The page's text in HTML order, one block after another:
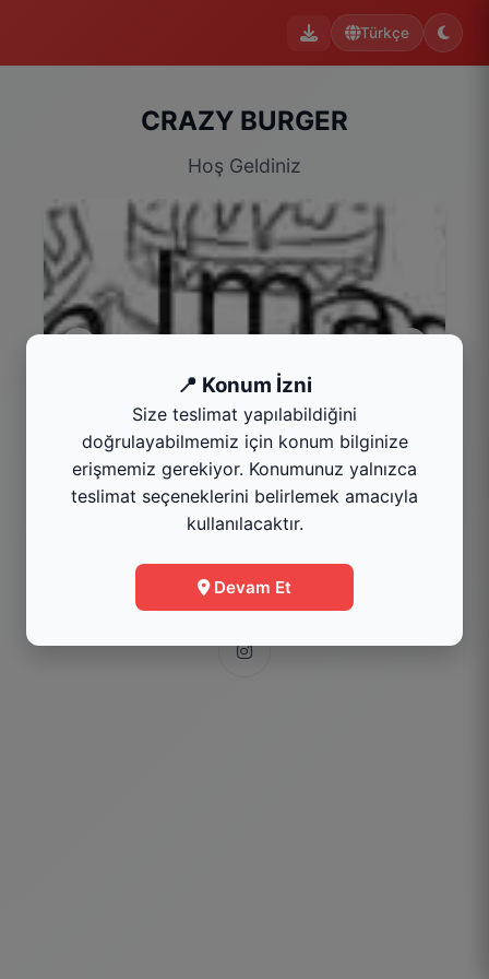
Türkçe
CRAZY BURGER
Hoş Geldiniz
Ekonomik Burger Menü
Kategoriyi Gör
Menüye Git
Bilgi
📍 Konum İzni
Size teslimat yapılabildiğini
doğrulayabilmemiz için konum bilginize
erişmemiz gerekiyor. Konumunuz yalnızca
teslimat seçeneklerini belirlemek amacıyla
kullanılacaktır.
Devam Et